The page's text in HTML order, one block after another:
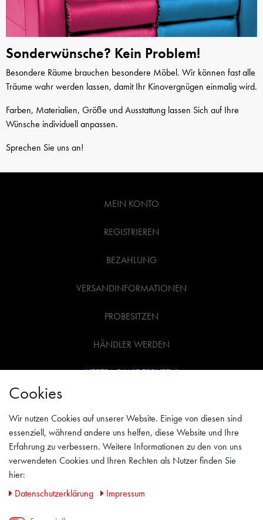
Sonderwünsche? Kein Problem!
Besondere Räume brauchen besondere Möbel. Wir können fast alle
Träume wahr werden lassen, damit Ihr Kinovergnügen einmalig wird.
Farben, Materialien, Größe und Ausstattung lassen Sich auf Ihre
Wünsche individuell anpassen.
Sprechen Sie uns an!
MEIN KONTO
REGISTRIEREN
BEZAHLUNG
VERSANDINFORMATIONEN
PROBESITZEN
HÄNDLER WERDEN
VERTRAG WIDERRUFEN
AGB
IMPRESSUM
Cookies
Wir nutzen Cookies auf unserer Website. Einige von diesen sind
essenziell, während andere uns helfen, diese Website und Ihre
Erfahrung zu verbessern. Weitere Informationen zu den von uns
verwendeten Cookies und Ihren Rechten als Nutzer finden Sie
hier:
Daten­schutz­erklärung
Impressum